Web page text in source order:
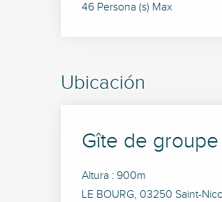
46 Persona (s) Max
Ubicación
Gîte de
Altura : 900m
LE BOURG, 03250 Saint-